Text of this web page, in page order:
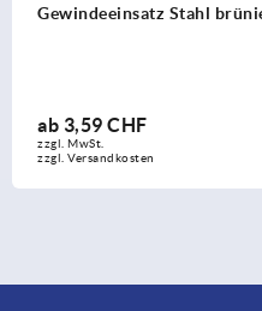
Gewindeeinsatz Stahl
ab 3,59 CHF
zzgl. MwSt.
zzgl. Versandkosten